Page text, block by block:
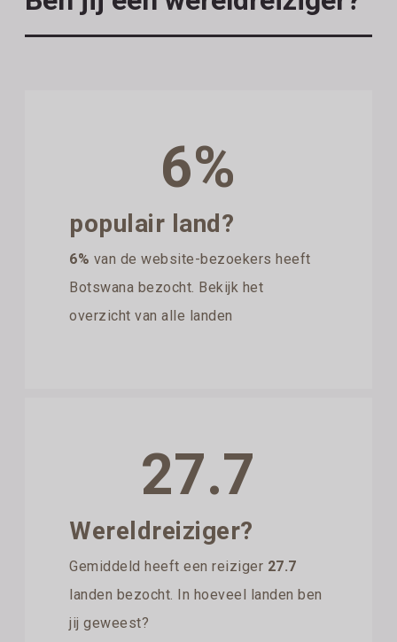
6%
populair land?
6% van de website-bezoekers heeft
Botswana bezocht. Bekijk het
overzicht van alle landen
27.7
Wereldreiziger?
Gemiddeld heeft een reiziger 27.7
landen bezocht. In hoeveel landen ben
jij geweest?